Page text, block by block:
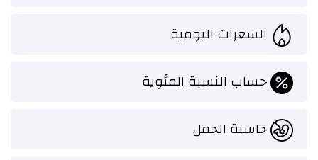
السعرات اليومية
حساب النسبة المئوية
حاسبة الحمل